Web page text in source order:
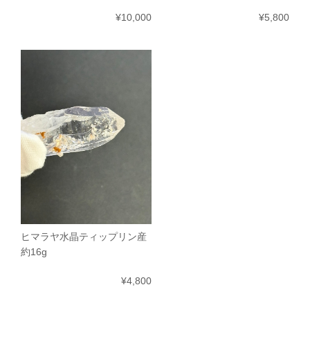
¥10,000 ¥5,800
ヒマラヤ水晶ティップリン産
約16g
¥4,800